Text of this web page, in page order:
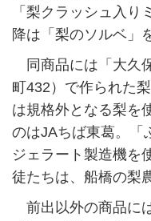
「梨クラッシュ入
降は「梨のソルベ」
同商品には「大久
町432）で作られた
は規格外となる梨を
のはJAちば東葛。「
ジェラート製造機を
徒たちは、船橋の梨
前出以外の商品に